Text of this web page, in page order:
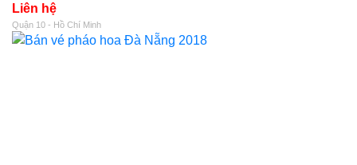
Liên hệ
Quận 10 - Hồ Chí Minh